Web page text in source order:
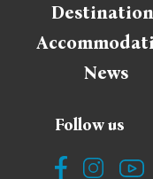
News
Follow us